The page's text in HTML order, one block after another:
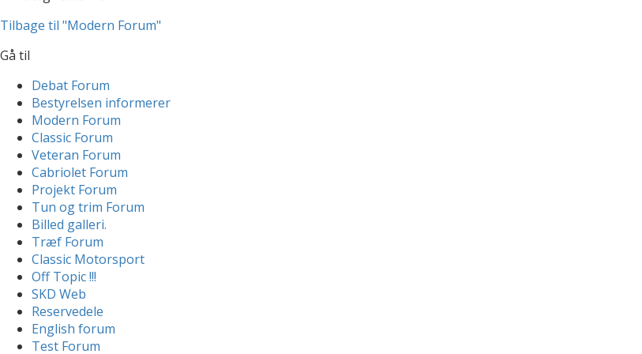
Tilbage til "Modern Forum"
Gå til
Debat Forum
Bestyrelsen informerer
Modern Forum
Classic Forum
Veteran Forum
Cabriolet Forum
Projekt Forum
Tun og trim Forum
Billed galleri.
Træf Forum
Classic Motorsport
Off Topic !!!
SKD Web
Reservedele
English forum
Test Forum